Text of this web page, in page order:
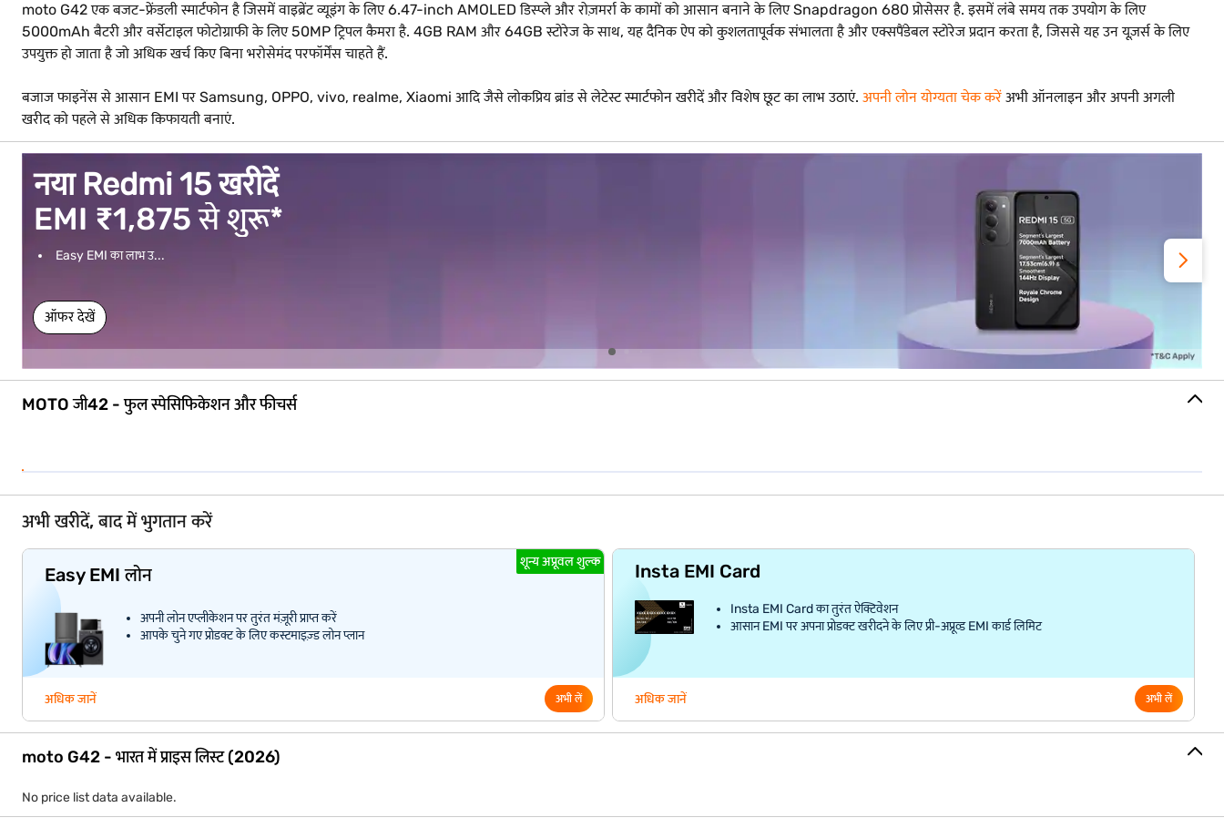
moto G42 एक बजट-फ्रेंडली स्मार्टफोन है जिसमें वाइब्रेंट व्यूइंग के लिए 6.47-inch AMOLED डिस्प्ले और रोज़मर्रा के कामों को आसान बनाने के लिए Snapdragon 680 प्रोसेसर है. इसमें लंबे समय तक उपयोग के लिए
5000mAh बैटरी और वर्सेटाइल फोटोग्राफी के लिए 50MP ट्रिपल कैमरा है. 4GB RAM और 64GB स्टोरेज के साथ, यह दैनिक ऐप को कुशलतापूर्वक संभालता है और एक्सपैंडेबल स्टोरेज प्रदान करता है, जिससे यह उन यूज़र्स के लिए
उपयुक्त हो जाता है जो अधिक खर्च किए बिना भरोसेमंद परफॉर्मेंस चाहते हैं.
बजाज फाइनेंस से आसान EMI पर Samsung, OPPO, vivo, realme, Xiaomi आदि जैसे लोकप्रिय ब्रांड से लेटेस्ट स्मार्टफोन खरीदें और विशेष छूट का लाभ उठाएं. अपनी लोन योग्यता चेक करें अभी ऑनलाइन और अपनी अगली
खरीद को पहले से अधिक किफायती बनाएं.
नया Redmi 15 खरीदें
EMI ₹1,875 से शुरू*
Easy EMI का लाभ उ...
ऑफर देखें
MOTO जी42 - फुल स्पेसिफिकेशन और फीचर्स
अभी खरीदें, बाद में भुगतान करें
शून्य अप्रूवल शुल्क
Easy EMI लोन
अपनी लोन एप्लीकेशन पर तुरंत मंज़ूरी प्राप्त करें
आपके चुने गए प्रोडक्ट के लिए कस्टमाइज़्ड लोन प्लान
अधिक जानें अभी लें
Insta EMI Card
Insta EMI Card का तुरंत ऐक्टिवेशन
आसान EMI पर अपना प्रोडक्ट खरीदने के लिए प्री-अप्रूव्ड EMI कार्ड लिमिट
अधिक जानें अभी लें
moto G42 - भारत में प्राइस लिस्ट (2026)
No price list data available.